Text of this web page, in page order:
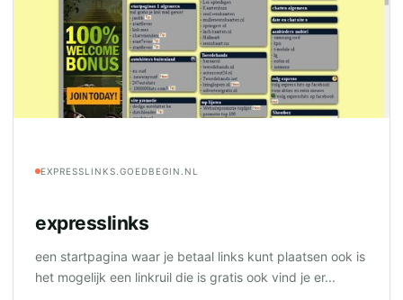
EXPRESSLINKS.GOEDBEGIN.NL
expresslinks
een startpagina waar je betaal links kunt plaatsen ook is
het mogelijk een linkruil die is gratis ook vind je er...